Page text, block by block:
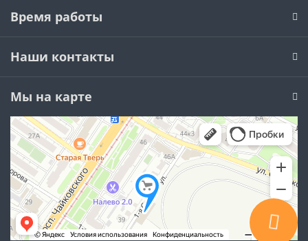
Время работы
Наши контакты
Мы на карте